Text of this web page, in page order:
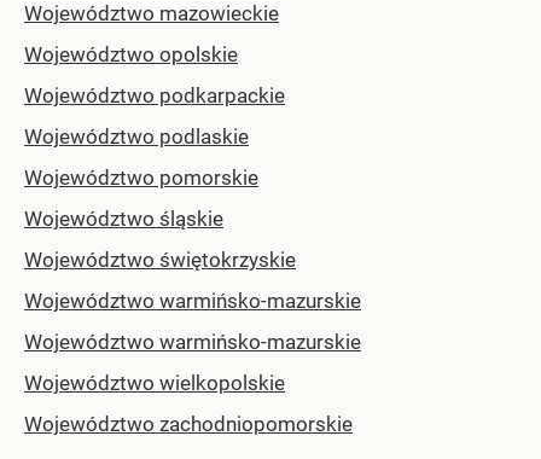
Województwo mazowieckie
Województwo opolskie
Województwo podkarpackie
Województwo podlaskie
Województwo pomorskie
Województwo śląskie
Województwo świętokrzyskie
Województwo warmińsko-mazurskie
Województwo warmińsko-mazurskie
Województwo wielkopolskie
Województwo zachodniopomorskie